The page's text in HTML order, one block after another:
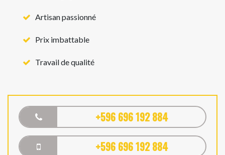
Artisan passionné
Prix imbattable
Travail de qualité
+596 696 192 884
+596 696 192 884